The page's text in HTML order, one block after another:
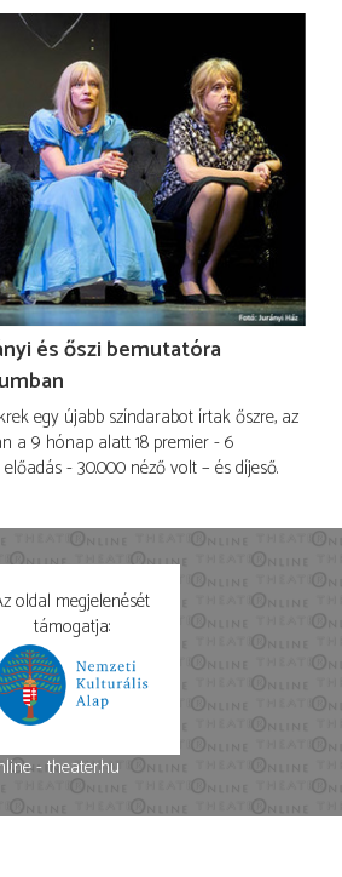
és őszi bemutatóra
egy újabb színdarabot írtak őszre, az
a 9 hónap alatt 18 premier - 6
- 30.000 néző volt – és díjeső.
oldal megjelenését
támogatja:
-theater.hu